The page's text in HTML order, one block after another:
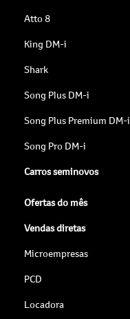
Atto 8
King DM-i
Shark
Song Plus DM-i
Song Plus Premium DM-i
Song Pro DM-i
Carros seminovos
Ofertas do mês
Vendas diretas
Microempresas
PCD
Locadora